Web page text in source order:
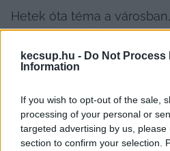
kecsup.hu - Do Not Process
Information
If you wish to opt-out of the sale,
processing of your personal or
targeted advertising by us,
section to confirm your selection.
Hetek óta téma a
Plusz sorsa, a kérdés
weboldalt megtartják-e. A
eldőlni látszott, a hetilapé
pénteken ugyanis az
elbúcsúztak az olvasóiktól.